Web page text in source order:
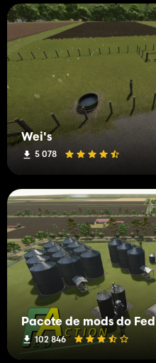
Wei's
5 078
Pacote de mods do Fed
102 846